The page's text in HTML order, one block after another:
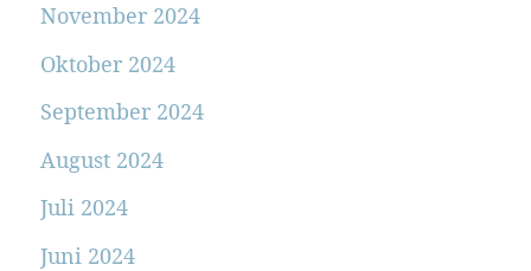
November 2024
Oktober 2024
September 2024
August 2024
Juli 2024
Juni 2024